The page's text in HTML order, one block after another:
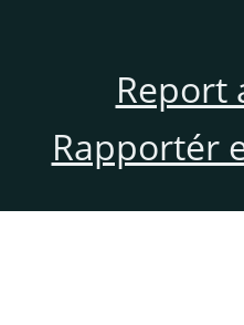
Report
Rapportér